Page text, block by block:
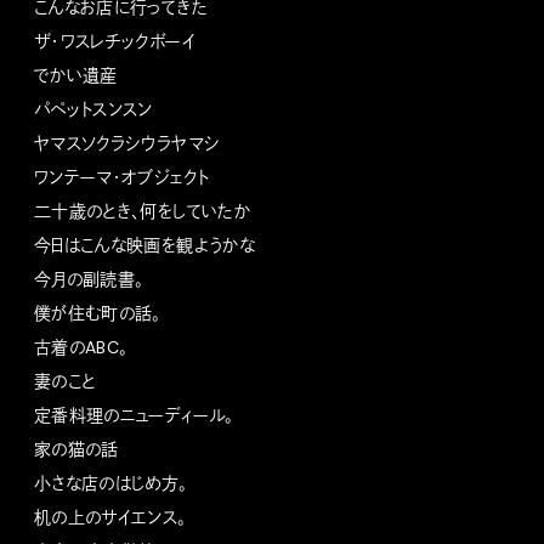
こんなお店に行ってきた
ザ・ワスレチックボーイ
でかい遺産
パペットスンスン
ヤマスソクラシウラヤマシ
ワンテーマ・オブジェクト
二十歳のとき、何をしていたか
今日はこんな映画を観ようかな
今月の副読書。
僕が住む町の話。
古着のABC。
妻のこと
定番料理のニューディール。
家の猫の話
小さな店のはじめ方。
机の上のサイエンス。